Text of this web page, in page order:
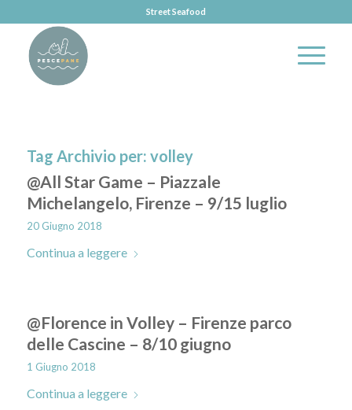
Street Seafood
Tag Archivio per: volley
@All Star Game – Piazzale
Michelangelo, Firenze – 9/15 luglio
20 Giugno 2018
Continua a leggere
@Florence in Volley – Firenze parco
delle Cascine – 8/10 giugno
1 Giugno 2018
Continua a leggere